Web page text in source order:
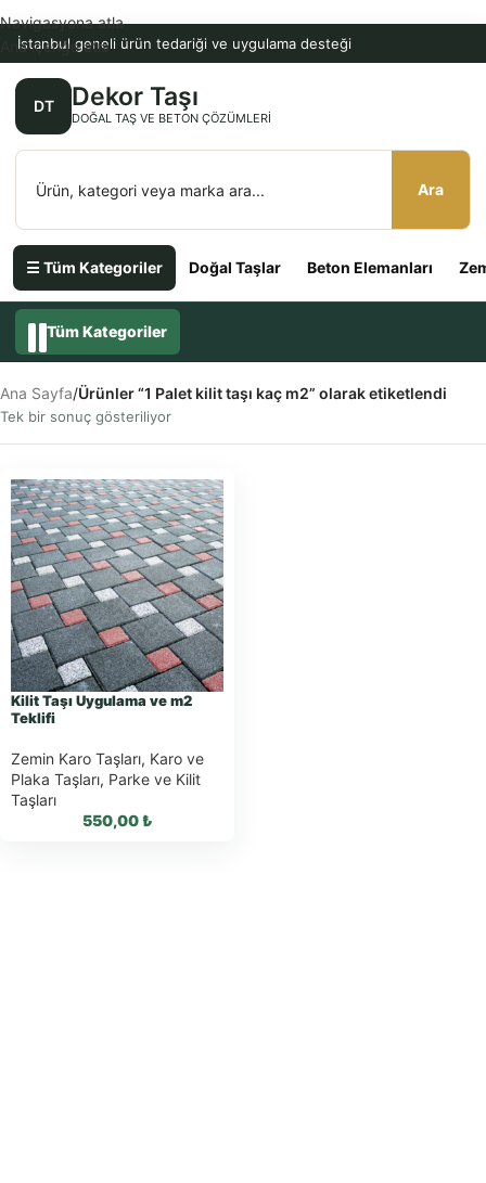
İstanbul geneli ürün tedariği ve uygulama desteği
DT Dekor Taşı
DOĞAL TAŞ VE BETON ÇÖZÜMLERI
Ara
☰ Tüm Kategoriler Doğal Taşlar Beton Elemanları
Navigasyona atla
Ana içeriğe atla
Tüm Kategoriler
Ana Sayfa/Ürünler “1 Palet kilit taşı kaç m2” olarak etiketlendi
Tek bir sonuç gösteriliyor
Kilit Taşı Uygulama ve m2
Teklifi
Zemin Karo Taşları, Karo ve
Plaka Taşları, Parke ve Kilit
Taşları
550,00₺